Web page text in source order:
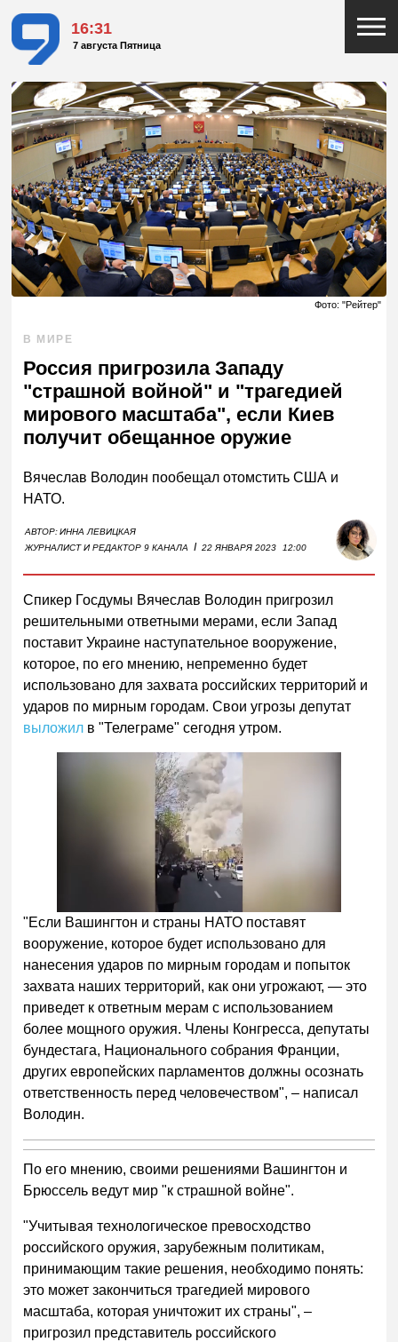
16:31
7 августа Пятница
Фото: "Рейтер"
В МИРЕ
Россия пригрозила Западу
"страшной войной" и "трагедией
мирового масштаба", если Киев
получит обещанное оружие
Вячеслав Володин пообещал отомстить США и
НАТО.
АВТОР:ИННА ЛЕВИЦКАЯ
ЖУРНАЛИСТ И РЕДАКТОР 9 КАНАЛА
I 22 ЯНВАРЯ 2023 12:00
Спикер Госдумы Вячеслав Володин пригрозил
решительными ответными мерами, если Запад
поставит Украине наступательное вооружение,
которое, по его мнению, непременно будет
использовано для захвата российских территорий и
ударов по мирным городам. Свои угрозы депутат
выложил в "Телеграме" сегодня утром.
"Если Вашингтон и страны НАТО поставят
вооружение, которое будет использовано для
нанесения ударов по мирным городам и попыток
захвата наших территорий, как они угрожают, — это
приведет к ответным мерам с использованием
более мощного оружия. Члены Конгресса, депутаты
бундестага, Национального собрания Франции,
других европейских парламентов должны осознать
ответственность перед человечеством", – написал
Володин.
По его мнению, своими решениями Вашингтон и
Брюссель ведут мир "к страшной войне".
"Учитывая технологическое превосходство
российского оружия, зарубежным политикам,
принимающим такие решения, необходимо понять:
это может закончиться трагедией мирового
масштаба, которая уничтожит их страны", –
пригрозил представитель российского